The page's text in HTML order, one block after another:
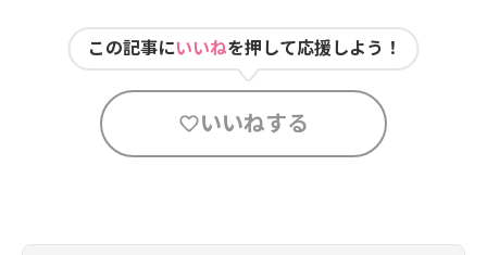
この記事にいいねを押して応援しよう！
いいねする